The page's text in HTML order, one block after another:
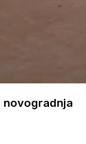
novogradnja